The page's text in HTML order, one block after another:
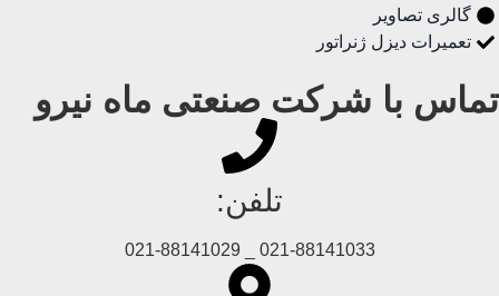
گالری تصاویر
تعمیرات دیزل ژنراتور
تماس با شرکت صنعتی ماه نیرو
تلفن:
021-88141033 _ 021-88141029